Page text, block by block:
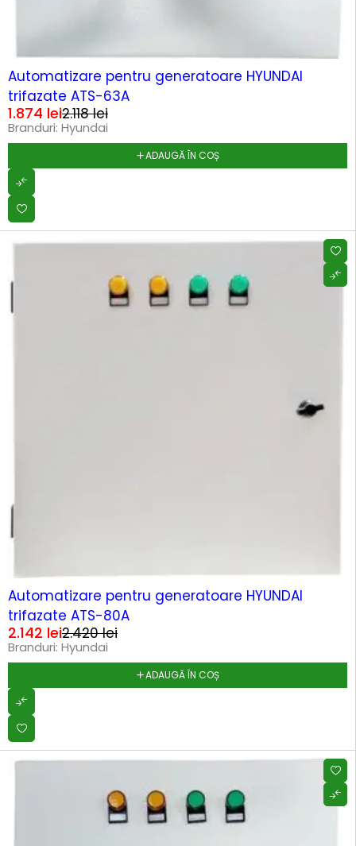
Automatizare pentru generatoare HYUNDAI
trifazate ATS-63A
2.118lei
1.874 lei
Branduri: Hyundai
ADAUGĂ ÎN COȘ
Automatizare pentru generatoare HYUNDAI
trifazate ATS-80A
2.420lei
2.142 lei
Branduri: Hyundai
ADAUGĂ ÎN COȘ